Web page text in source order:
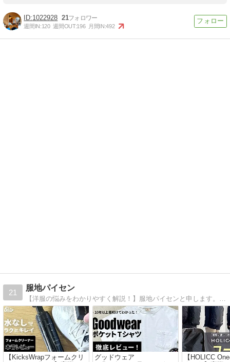
1022928 21
週間IN:120 週間OUT:196 月間IN:492
21
服地パイセン
【洋服の悩みをわかりやすく解説！】服地パイセンと申します。洋服通販の会社に勤める30代半ばの男性です。アパレル業界に15年以上身をおき、川上〜川下まで見てきた専門的な目線で、さまざまな情報をご紹介していきます。
【KicksWrapフォームクリ
グッドウェア
【HOLICC